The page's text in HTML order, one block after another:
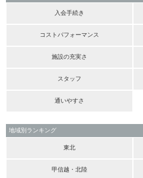
入会手続き
コストパフォーマンス
施設の充実さ
スタッフ
通いやすさ
地域別ランキング
東北
甲信越・北陸